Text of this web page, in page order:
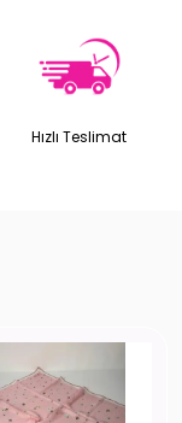
Hızlı Teslimat